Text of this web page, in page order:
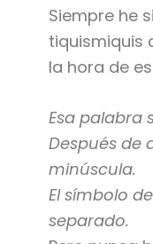
Siempre he
tiquismiquis
la hora de
Esa palabra
Después de
minúscula.
El símbolo
separado.